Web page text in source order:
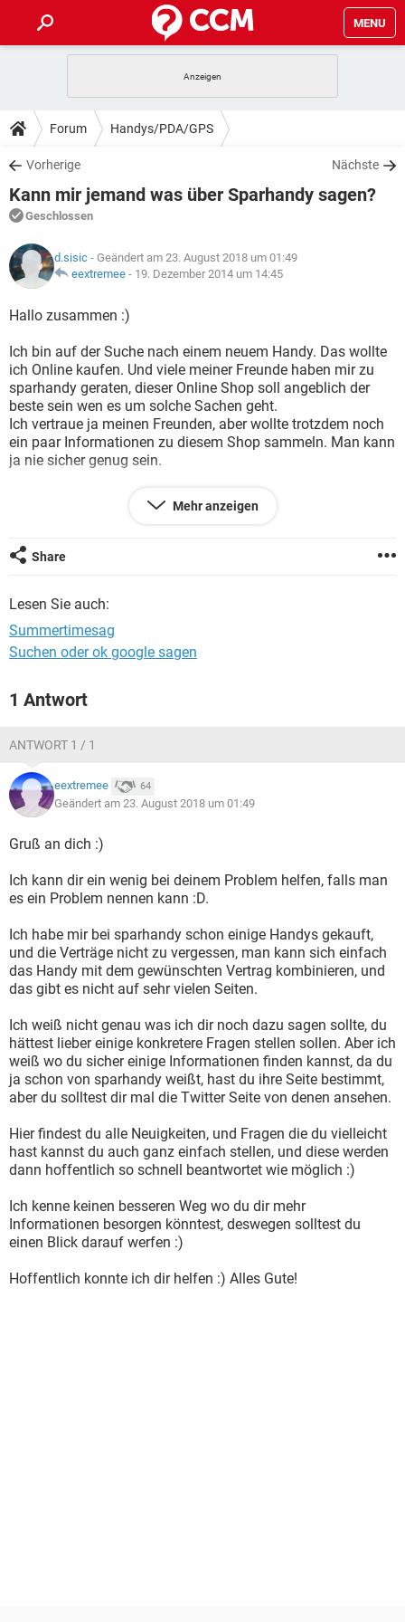
MENU
ANDROID IOS
WINDOWS 10
WHATSAPP TIKTOK
FACEBOOK
TIPPS & TRICKS
SPIELE STREAMING
WINDOWS 10
WHATSAPP
FACEBOOK HARDWARE
DOWNLOADS
SPIELE STREAMING
ANDROID
WINDOWS 10 INSTAGRAM
WHATSAPP
FACEBOOK
FORUM
SPIELE
ANDROID IOS
FACEBOOK HARDWARE
LEXIKON
SPIELE
ANDROID
WINDOWS 10 INSTAGRAM
WHATSAPP TIKTOK
FACEBOOK HARDWARE
Forum Handys/PDA/GPS
Vorherige Nächste
Kann mir jemand was über Sparhandy sagen?
Geschlossen
d.sisic - Geändert am 23. August 2018 um 01:49
eextremee - 19. Dezember 2014 um 14:45
Hallo zusammen :)
Ich bin auf der Suche nach einem neuem Handy. Das wollte
ich Online kaufen. Und viele meiner Freunde haben mir zu
sparhandy geraten, dieser Online Shop soll angeblich der
beste sein wen es um solche Sachen geht.
Ich vertraue ja meinen Freunden, aber wollte trotzdem noch
ein paar Informationen zu diesem Shop sammeln. Man kann
ja nie sicher genug sein.
Also wollte ich wissen ob mir jemand von euch vielleicht
etwas über diesen Shop sagen kann, oder mir sagen kann
Das würde sehr hilfreich sein.
Mehr anzeigen
Share
Lesen Sie auch:
Summertimesag
Suchen oder ok google sagen
1 Antwort
ANTWORT 1 / 1
eextremee 64
Geändert am 23. August 2018 um 01:49
Gruß an dich :)
Ich kann dir ein wenig bei deinem Problem helfen, falls man
es ein Problem nennen kann :D.
Ich habe mir bei sparhandy schon einige Handys gekauft,
und die Verträge nicht zu vergessen, man kann sich einfach
das Handy mit dem gewünschten Vertrag kombinieren, und
das gibt es nicht auf sehr vielen Seiten.
Ich weiß nicht genau was ich dir noch dazu sagen sollte, du
hättest lieber einige konkretere Fragen stellen sollen. Aber ich
weiß wo du sicher einige Informationen finden kannst, da du
ja schon von sparhandy weißt, hast du ihre Seite bestimmt,
aber du solltest dir mal die Twitter Seite von denen ansehen.
Hier findest du alle Neuigkeiten, und Fragen die du vielleicht
hast kannst du auch ganz einfach stellen, und diese werden
dann hoffentlich so schnell beantwortet wie möglich :)
Ich kenne keinen besseren Weg wo du dir mehr
Informationen besorgen könntest, deswegen solltest du
einen Blick darauf werfen :)
Hoffentlich konnte ich dir helfen :) Alles Gute!